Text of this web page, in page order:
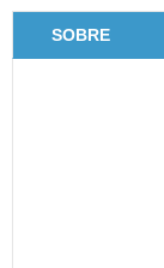
SOBRE